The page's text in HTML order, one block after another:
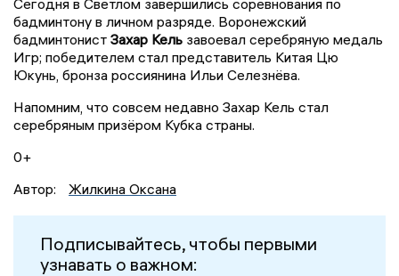
бадминтону в личном разряде. Воронежский
бадминтонист Захар Кель завоевал серебряную медаль
Игр; победителем стал представитель Китая Цю
Юкунь, бронза россиянина Ильи Селезнёва.
Напомним, что совсем недавно Захар Кель стал
серебряным призёром Кубка страны.
0+
Автор:
Жилкина Оксана
Подписывайтесь, чтобы первыми
узнавать о важном: